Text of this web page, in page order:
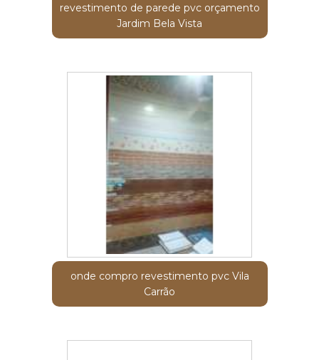
revestimento de parede pvc orçamento
Jardim Bela Vista
onde compro revestimento pvc Vila
Carrão